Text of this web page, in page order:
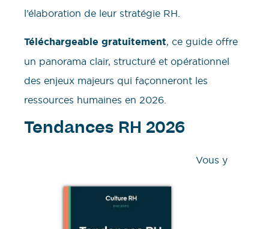
l’élaboration de leur stratégie RH.
Téléchargeable gratuitement, ce guide offre
un panorama clair, structuré et opérationnel
des enjeux majeurs qui façonneront les
ressources humaines en 2026.
Tendances RH 2026
Vous y